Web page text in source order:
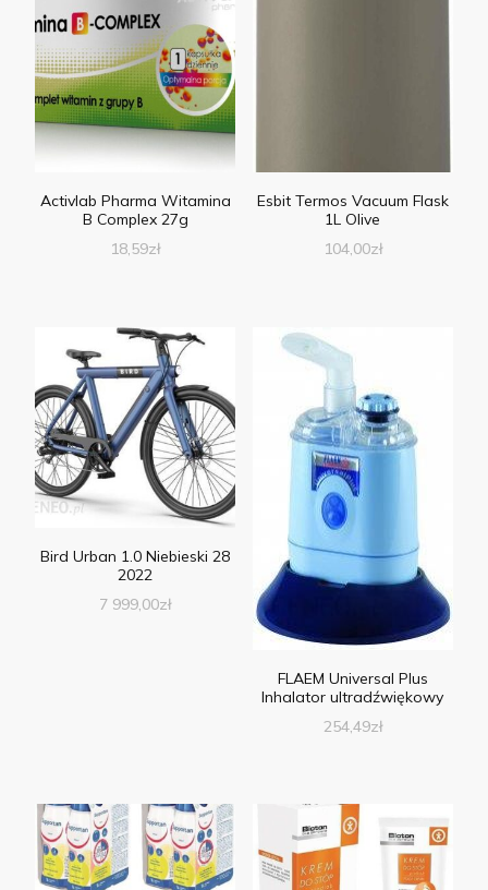
Activlab Pharma Witamina
B Complex 27g
18,59zł
Esbit Termos Vacuum Flask
1L Olive
104,00zł
Bird Urban 1.0 Niebieski 28
2022
7 999,00zł
FLAEM Universal Plus
Inhalator ultradźwiękowy
254,49zł